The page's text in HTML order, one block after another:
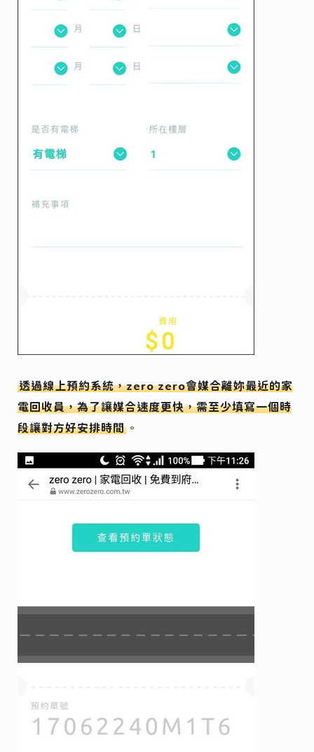
透過線上預約系統，zero zero會媒合離妳最近的家
電回收員，為了讓媒合速度更快，需至少填寫一個時
段讓對方好安排時間 。